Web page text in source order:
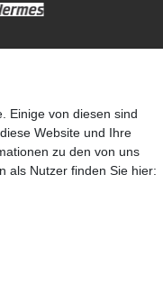
bestimmte
Einige von diesen sind
Website und Ihre
zu den von uns
als Nutzer finden Sie hier: